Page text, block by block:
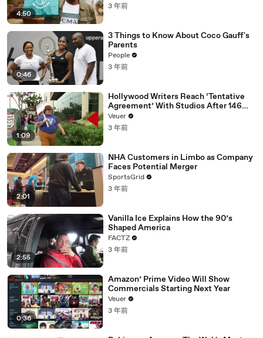
4:50
3 年前
0:46
3 Things to Know About Coco Gauff's
Parents
People
3 年前
1:09
Hollywood Writers Reach ‘Tentative
Agreement’ With Studios After 146
Day Strike
Veuer
3 年前
2:01
NHA Customers in Limbo as Company
Faces Potential Merger
SportsGrid
3 年前
2:55
Vanilla Ice Explains How the 90’s
Shaped America
FACTZ
3 年前
0:36
Amazon’ Prime Video Will Show
Commercials Starting Next Year
Veuer
3 年前